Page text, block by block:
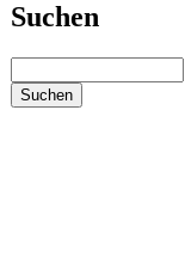
Suchen